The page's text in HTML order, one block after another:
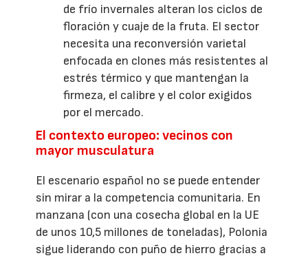
de frío invernales alteran los ciclos de
floración y cuaje de la fruta. El sector
necesita una reconversión varietal
enfocada en clones más resistentes al
estrés térmico y que mantengan la
firmeza, el calibre y el color exigidos
por el mercado.
El contexto europeo: vecinos con
mayor musculatura
El escenario español no se puede entender
sin mirar a la competencia comunitaria. En
manzana (con una cosecha global en la UE
de unos 10,5 millones de toneladas), Polonia
sigue liderando con puño de hierro gracias a